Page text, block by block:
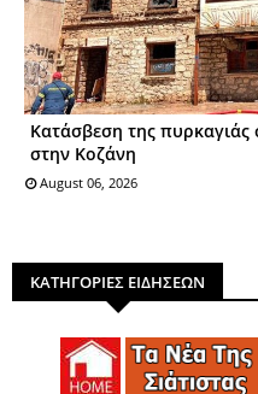
Kατάσβεση της πυρκαγιάς
στην Κοζάνη
August 06, 2026
ΚΑΤΗΓΟΡΙΕΣ ΕΙΔΗΣΕΩΝ